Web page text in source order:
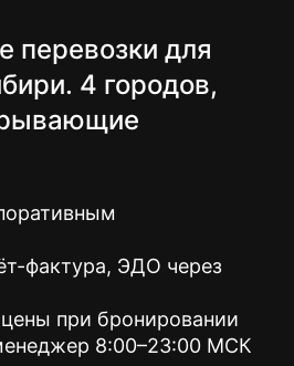
перевозки для
4 городов,
фактура, ЭДО через
при бронировании
8:00–23:00 МСК